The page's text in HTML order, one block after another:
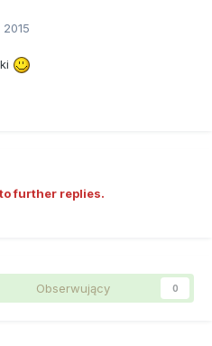
further replies.
Obserwujący 0